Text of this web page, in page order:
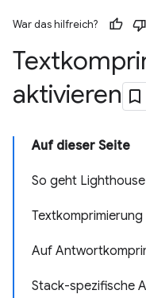
War das hilfreich?
aktivieren
Auf dieser Seite
So geht
Auf
Stack-spezifische